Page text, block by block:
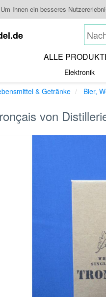
Um Ihnen ein besseres
ALLE
Elektronik
& Getränke Bier,
von